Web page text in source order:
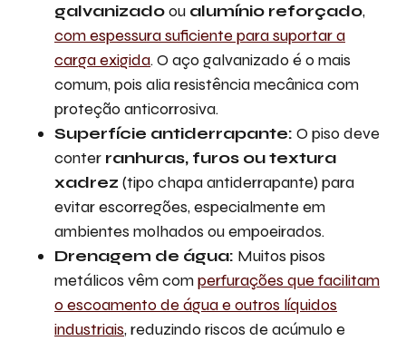
galvanizadoou alumínio reforçado,
com espessura suficiente para suportar a
carga exigida. O aço galvanizado é o mais
comum, pois alia resistência mecânica com
proteção anticorrosiva.
Superfície antiderrapante: O piso deve
conter ranhuras, furos ou textura
xadrez (tipo chapa antiderrapante) para
evitar escorregões, especialmente em
ambientes molhados ou empoeirados.
Drenagem de água: Muitos pisos
metálicos vêm comperfurações que facilitam
o escoamento de água e outros líquidos
industriais, reduzindo riscos de acúmulo e